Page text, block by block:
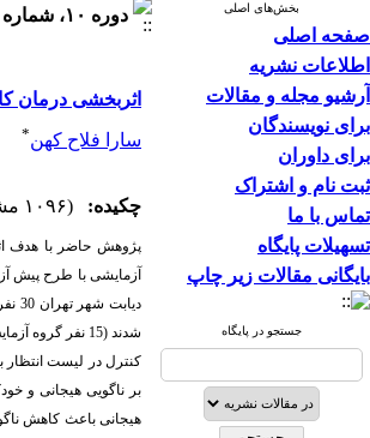
بخش‌های اصلی
صفحه اصلی
اطلاعات نشریه
آرشیو مجله و مقالات
برای نویسندگان
برای داوران
ثبت نام و اشتراک
تماس با ما
تسهیلات پایگاه
بایگانی مقالات زیر چاپ
جستجو در پایگاه
دوره ۱۰، شماره ۵۸ - ( ۱-۱۴۰۴ )
اثربخشی درمان
سارا فلاح کهن*
چکیده: (۱۰۹۶ مشاهده)
پژوهش حاضر با هدف اثربخشی
آزمایشی با طرح پیش
شدند (15 نفر گروه آزمایش و 15 نفر گروه کنترل). گروه آزمایش 8 جلسه 90 دقیقه‌ای (هر هفته یک جلسه) درمان کارآمدی هیجانی مک
کنترل در لیست انتظار
بر ناگویی هیجانی و خودکارآمدی بدنی
هیجانی باعث کاهش